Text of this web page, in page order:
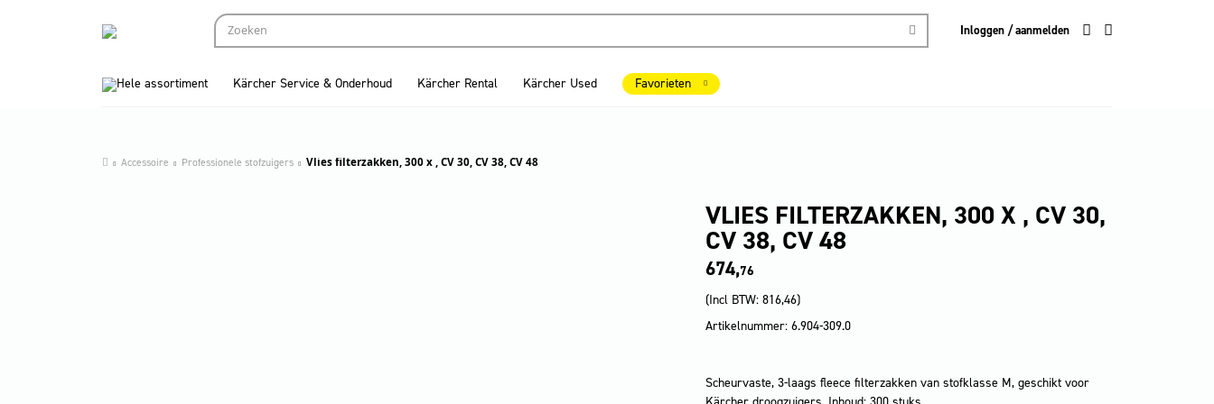
Inloggen / aanmelden
Hele assortiment Kärcher Service & Onderhoud Kärcher Rental Kärcher Used Favorieten
Accessoire Professionele stofzuigers Vlies filterzakken, 300 x , CV 30, CV 38, CV 48
VLIES FILTERZAKKEN, 300 X , CV 30,
CV 38, CV 48
674,76
(Incl BTW: 816,46)
Artikelnummer: 6.904-309.0
Scheurvaste, 3-laags fleece filterzakken van stofklasse M, geschikt voor